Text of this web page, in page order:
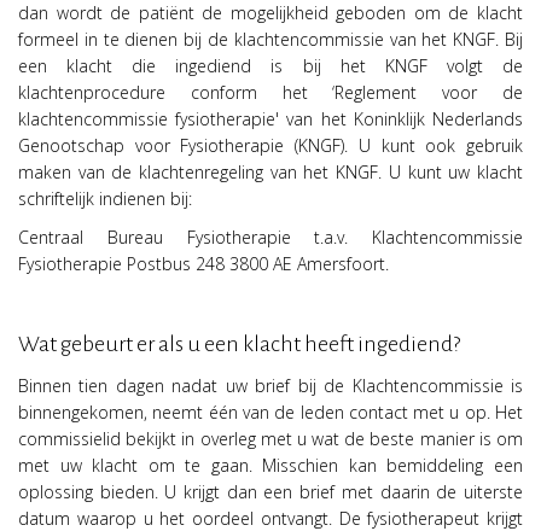
dan wordt de patiënt de mogelijkheid geboden om de klacht
formeel in te dienen bij de klachtencommissie van het KNGF. Bij
een klacht die ingediend is bij het KNGF volgt de
klachtenprocedure conform het ‘Reglement voor de
klachtencommissie fysiotherapie' van het Koninklijk Nederlands
Genootschap voor Fysiotherapie (KNGF). U kunt ook gebruik
maken van de klachtenregeling van het KNGF. U kunt uw klacht
schriftelijk indienen bij:
Centraal Bureau Fysiotherapie t.a.v. Klachtencommissie
Fysiotherapie Postbus 248 3800 AE Amersfoort.
Wat gebeurt er als u een klacht heeft ingediend?
Binnen tien dagen nadat uw brief bij de Klachtencommissie is
binnengekomen, neemt één van de leden contact met u op. Het
commissielid bekijkt in overleg met u wat de beste manier is om
met uw klacht om te gaan. Misschien kan bemiddeling een
oplossing bieden. U krijgt dan een brief met daarin de uiterste
datum waarop u het oordeel ontvangt. De fysiotherapeut krijgt